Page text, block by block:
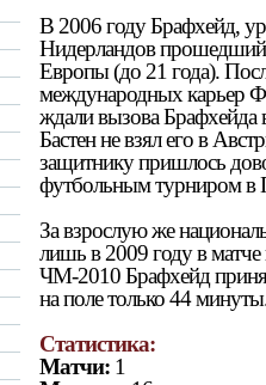
В 2006 году Брафхейд,
Нидерландов
Европы (до 21 года).
международных карьер
ждали вызова Брафхейда
Бастен не взял его в
защитнику пришлось
футбольным турниром в
За взрослую же
лишь в 2009 году в
ЧМ-2010 Брафхейд
на поле только 44
Статистика:
Матчи: 1